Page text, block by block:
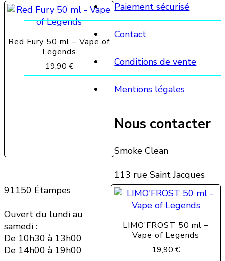
Red Fury 50 ml – Vape of
Legends
19,90 €
LIMO’FROST 50 ml –
Vape of Legends
19,90€
Paiement sécurisé
Contact
Conditions de vente
Mentions légales
Nous contacter
Smoke Clean
113 rue Saint Jacques
91150 Étampes
Ouvert du lundi au
samedi :
De 10h30 à 13h00
De 14h00 à 19h00